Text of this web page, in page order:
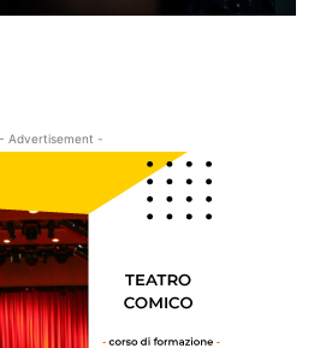
- Advertisement -